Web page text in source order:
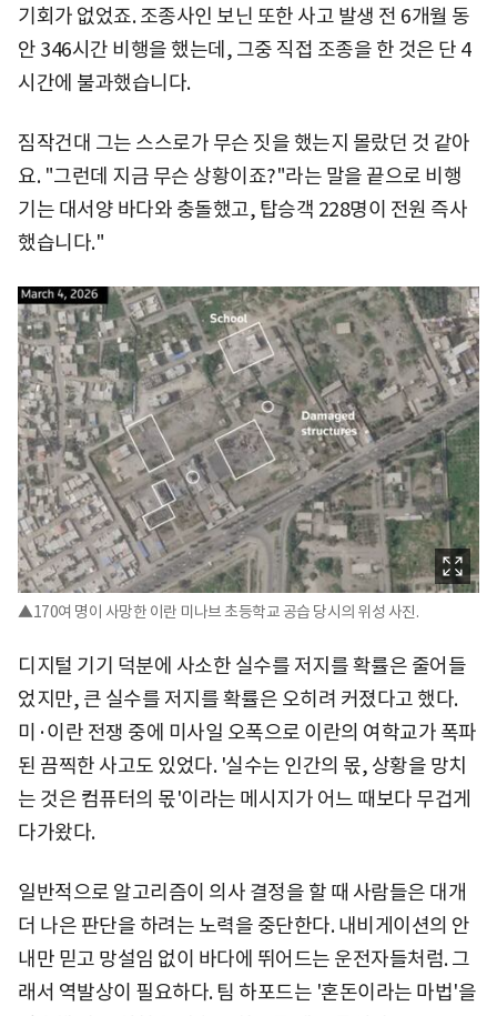
기회가 없었죠. 조종사인 보닌 또한 사고 발생 전 6개월 동
안 346시간 비행을 했는데, 그중 직접 조종을 한 것은 단 4
시간에 불과했습니다.
짐작건대 그는 스스로가 무슨 짓을 했는지 몰랐던 것 같아
요. "그런데 지금 무슨 상황이죠?"라는 말을 끝으로 비행
기는 대서양 바다와 충돌했고, 탑승객 228명이 전원 즉사
했습니다."
▲170여 명이 사망한 이란 미나브 초등학교 공습 당시의 위성 사진.
디지털 기기 덕분에 사소한 실수를 저지를 확률은 줄어들
었지만, 큰 실수를 저지를 확률은 오히려 커졌다고 했다.
미·이란 전쟁 중에 미사일 오폭으로 이란의 여학교가 폭파
된 끔찍한 사고도 있었다. '실수는 인간의 몫, 상황을 망치
는 것은 컴퓨터의 몫'이라는 메시지가 어느 때보다 무겁게
다가왔다.
일반적으로 알고리즘이 의사 결정을 할 때 사람들은 대개
더 나은 판단을 하려는 노력을 중단한다. 내비게이션의 안
내만 믿고 망설임 없이 바다에 뛰어드는 운전자들처럼. 그
래서 역발상이 필요하다. 팀 하포드는 '혼돈이라는 마법'을